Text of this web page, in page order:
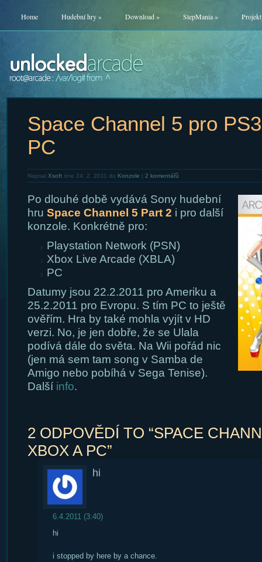
Home Hudební hry» Download» StepMania»
Space Channel 5 pro
PC
Napsal Xsoftdne 24. 2. 2011 do Konzole | 2 komentářů
Po dlouhé době vydává Sony hudební
hru Space Channel 5 Part 2 i pro další
konzole. Konkrétně pro:
Playstation Network (PSN)
Xbox Live Arcade (XBLA)
PC
Datumy jsou 22.2.2011 pro Ameriku a
25.2.2011 pro Evropu. S tím PC to ještě
ověřím. Hra by také mohla vyjít v HD
verzi. No, je jen dobře, že se Ulala
podívá dále do světa. Na Wii pořád nic
(jen má sem tam song v Samba de
Amigo nebo pobíhá v Sega Tenise).
Další info.
2 ODPOVĚDÍ TO “SPACE
XBOX A PC”
hi
6.4.2011 (3:40)
hi
i stopped by here by a chance.